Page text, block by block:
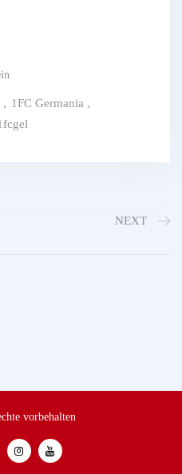
, 1FC Germania ,
NEXT
vorbehalten